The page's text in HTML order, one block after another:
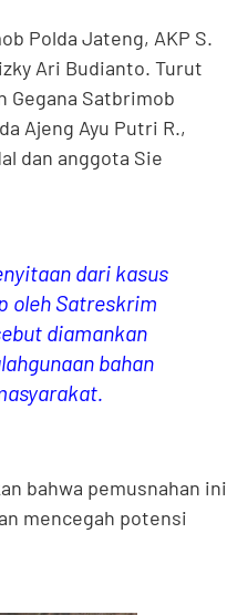
Polda Jateng, AKP S.
Ari Budianto. Turut
Gegana Satbrimob
Ajeng Ayu Putri R.,
dan anggota Sie
dari kasus
oleh Satreskrim
diamankan
bahan
bahwa pemusnahan ini
mencegah potensi